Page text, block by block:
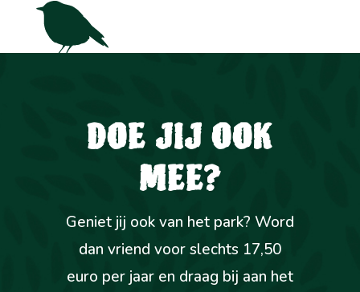
DOE JIJ OOK
MEE?
Geniet jij ook van het park? Word
dan vriend voor slechts 17,50
euro per jaar en draag bij aan het